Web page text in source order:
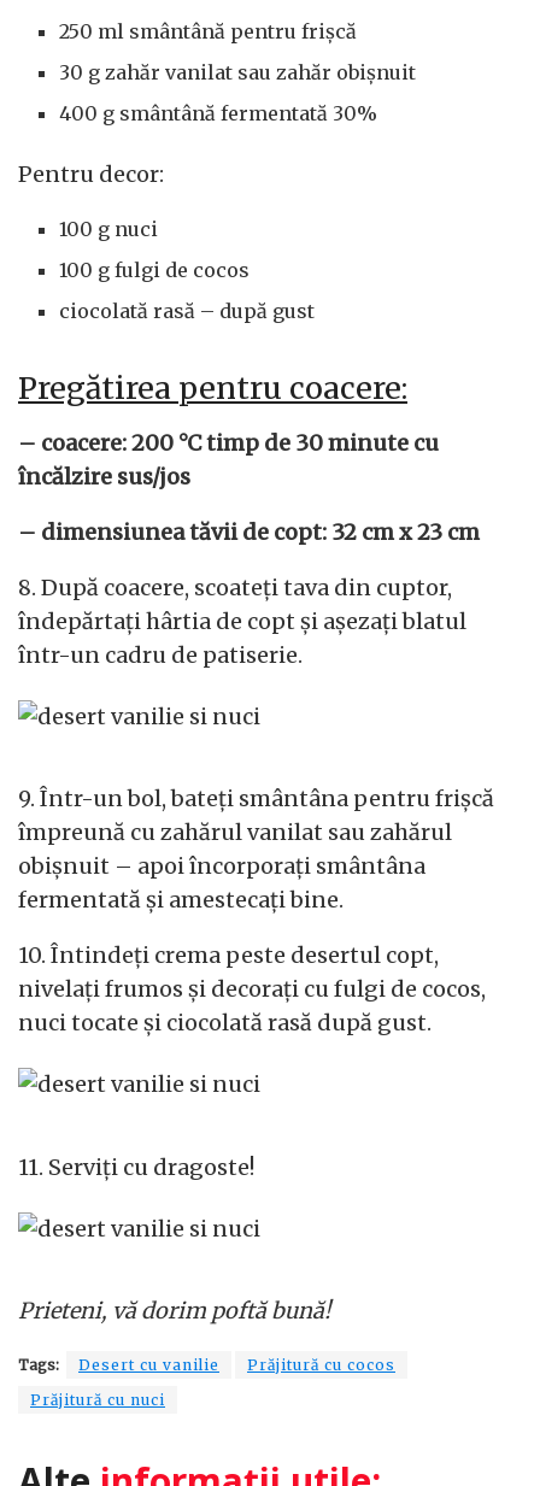
250 ml smântână pentru frișcă
30 g zahăr vanilat sau zahăr obișnuit
400 g smântână fermentată 30%
Pentru decor:
100 g nuci
100 g fulgi de cocos
ciocolată rasă – după gust
Pregătirea pentru coacere:
– coacere: 200 °C timp de 30 minute cu
încălzire sus/jos
– dimensiunea tăvii de copt: 32 cm x 23 cm
8. După coacere, scoateți tava din cuptor,
îndepărtați hârtia de copt și așezați blatul
într-un cadru de patiserie.
9. Într-un bol, bateți smântâna pentru frișcă
împreună cu zahărul vanilat sau zahărul
obișnuit – apoi încorporați smântâna
fermentată și amestecați bine.
10. Întindeți crema peste desertul copt,
nivelați frumos și decorați cu fulgi de cocos,
nuci tocate și ciocolată rasă după gust.
11. Serviți cu dragoste!
Prieteni, vă dorim poftă bună!
Tags: Desert cu vanilie
Prăjitură cu cocos
Prăjitură cu nuci